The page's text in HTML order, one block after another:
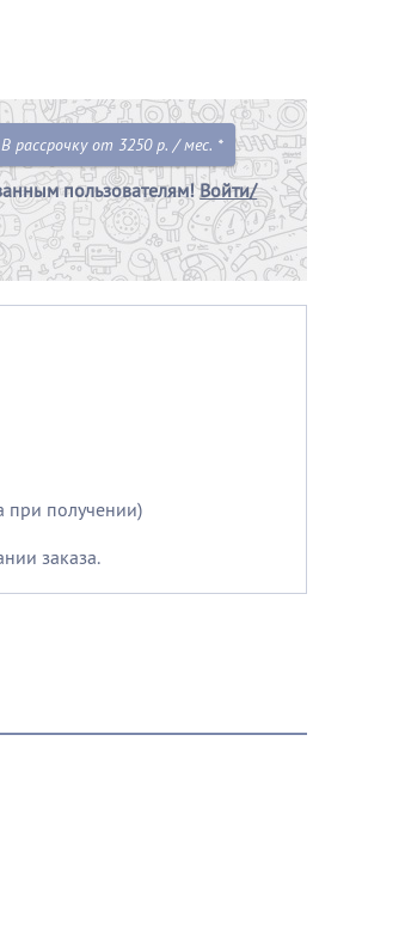
В рассрочку от 3250 р. / мес. *
пользователям!Войти/
при получении)
заказа.